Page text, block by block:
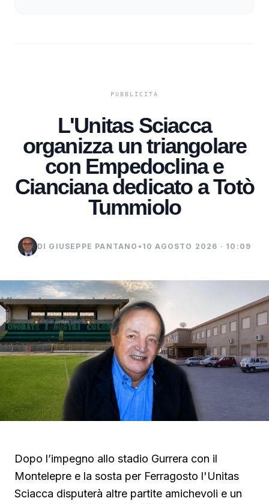
L'Unitas Sciacca
organizza un triangolare
con Empedoclina e
Cianciana dedicato a Totò
Tummiolo
DI GIUSEPPE PANTANO • 10 AGOSTO 2026 · 10:09
Dopo l’impegno allo stadio Gurrera con il
Montelepre e la sosta per Ferragosto l'Unitas
Sciacca disputerà altre partite amichevoli e un